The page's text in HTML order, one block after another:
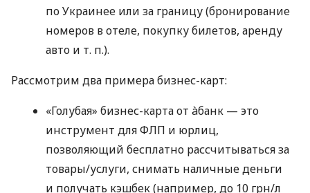
по Украинее или за границу (бронирование
номеров в отеле, покупку билетов, аренду
авто и т. п.).
Рассмотрим два примера бизнес-карт:
«Голубая» бизнес-карта от àбанк — это
инструмент для ФЛП и юрлиц,
позволяющий бесплатно рассчитываться за
товары/услуги, снимать наличные деньги
и получать кэшбек (например, до 10 грн/л